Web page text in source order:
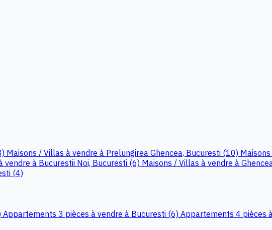
Maisons / Villas à vendre à Prelungirea Ghencea, Bucuresti (10)
vendre à Bucurestii Noi, Bucuresti (6) Maisons / Villas à vendre à
(4)
Appartements 3 pièces à vendre à Bucuresti (6) Appartements 4 pièces